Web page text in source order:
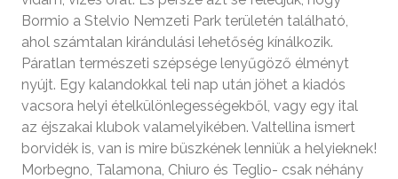
Bormio a Stelvio Nemzeti Park területén található,
ahol számtalan kirándulási lehetőség kínálkozik.
Páratlan természeti szépsége lenyűgöző élményt
nyújt. Egy kalandokkal teli nap után jöhet a kiadós
vacsora helyi ételkülönlegességekből, vagy egy ital
az éjszakai klubok valamelyikében. Valtellina ismert
borvidék is, van is mire büszkének lenniük a helyieknek!
Morbegno, Talamona, Chiuro és Teglio- csak néhány